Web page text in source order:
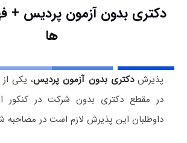
دکتری بدون آزمون پردیس +
ها
پذیرشدکتری بدون آزمون پردیس، یکی
در مقطع دکتری بدون شرکت در کنکور
داوطلبان این پذیرش لازم است در مصاحبه